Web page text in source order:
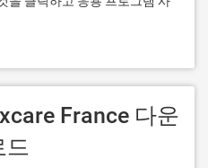
드